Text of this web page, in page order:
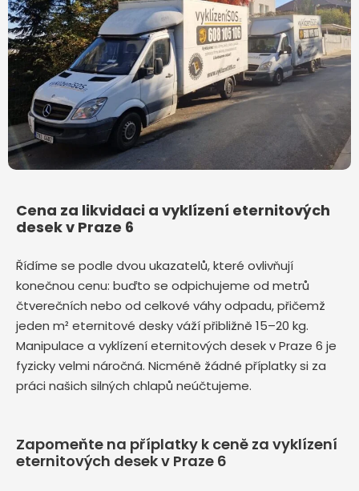
Cena za likvidaci a vyklízení eternitových
desek v Praze 6
Řídíme se podle dvou ukazatelů, které ovlivňují
konečnou cenu: buďto se odpichujeme od metrů
čtverečních nebo od celkové váhy odpadu, přičemž
jeden m² eternitové desky váží přibližně 15–20 kg.
Manipulace a vyklízení eternitových desek v Praze 6 je
fyzicky velmi náročná. Nicméně žádné příplatky si za
práci našich silných chlapů neúčtujeme.
Zapomeňte na příplatky k ceně za vyklízení
eternitových desek v Praze 6